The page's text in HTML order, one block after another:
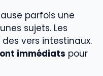
parfois une
sujets. Les
vers intestinaux.
immédiats pour